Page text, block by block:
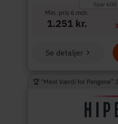
Spar 600
Min. pris 6 mdr.
1.251 kr.
Se detaljer
🏆 "Mest Værdi for Pengene”